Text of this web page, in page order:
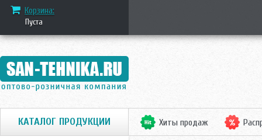
Корзина:
Пуста
КАТАЛОГ ПРОДУКЦИИ Хиты продаж